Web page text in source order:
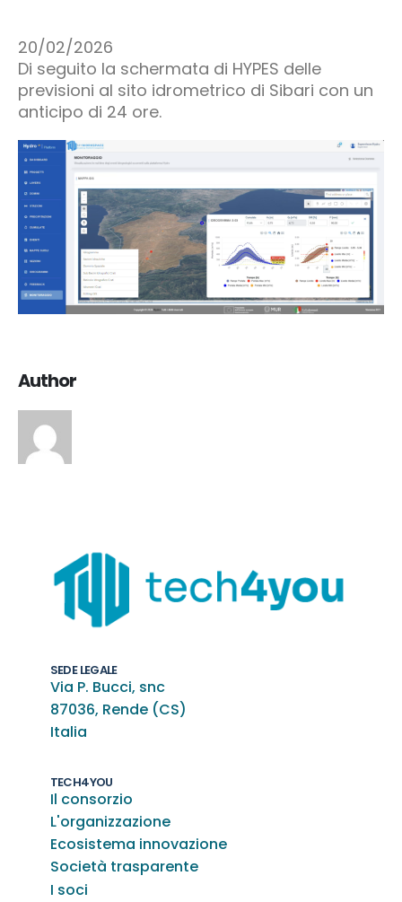
20/02/2026
Di seguito la schermata di HYPES delle
previsioni al sito idrometrico di Sibari con un
anticipo di 24 ore.
Author
SEDE LEGALE
Via P. Bucci, snc
87036, Rende (CS)
Italia
TECH4YOU
Il consorzio
L'organizzazione
Ecosistema innovazione
Società trasparente
I soci